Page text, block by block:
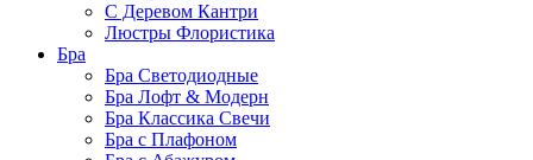
С Деревом Кантри
Люстры Флористика
Бра
Бра Светодиодные
Бра Лофт & Модерн
Бра Классика Свечи
Бра с Плафоном